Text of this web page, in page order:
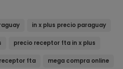
in x plus precio paraguay
precio receptor fta in x plus
fta mega compra online